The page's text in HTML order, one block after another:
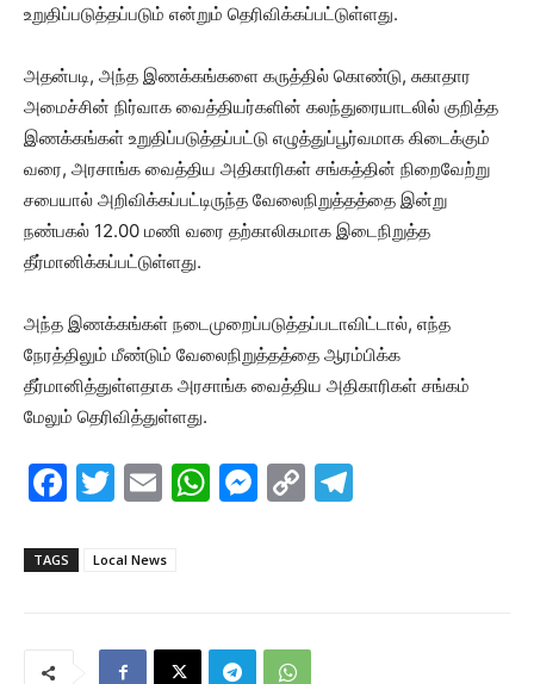
உறுதிப்படுத்தப்படும் என்றும் தெரிவிக்கப்பட்டுள்ளது.
அதன்படி, அந்த இணக்கங்களை கருத்தில் கொண்டு, சுகாதார
அமைச்சின் நிர்வாக வைத்தியர்களின் கலந்துரையாடலில் குறித்த
இணக்கங்கள் உறுதிப்படுத்தப்பட்டு எழுத்துப்பூர்வமாக கிடைக்கும்
வரை, அரசாங்க வைத்திய அதிகாரிகள் சங்கத்தின் நிறைவேற்று
சபையால் அறிவிக்கப்பட்டிருந்த வேலைநிறுத்தத்தை இன்று
நண்பகல் 12.00 மணி வரை தற்காலிகமாக இடைநிறுத்த
தீர்மானிக்கப்பட்டுள்ளது.
அந்த இணக்கங்கள் நடைமுறைப்படுத்தப்படாவிட்டால், எந்த
நேரத்திலும் மீண்டும் வேலைநிறுத்தத்தை ஆரம்பிக்க
தீர்மானித்துள்ளதாக அரசாங்க வைத்திய அதிகாரிகள் சங்கம்
மேலும் தெரிவித்துள்ளது.
F
c
T
itt
E
ai
W
p
M
n
C
TAGS Local News